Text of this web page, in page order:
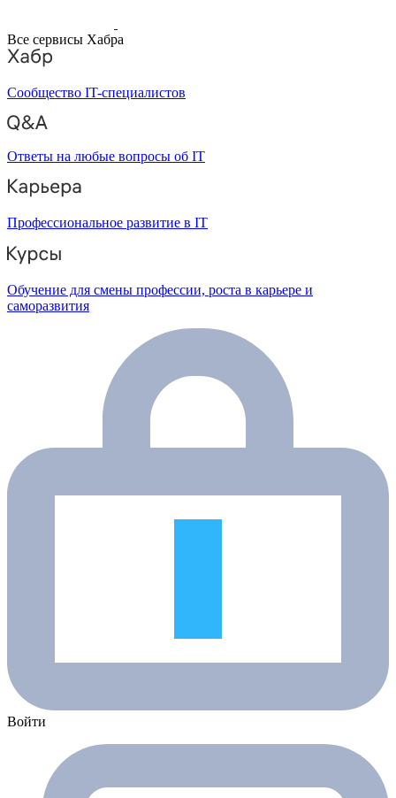
Все сервисы Хабра
Сообщество IT-специалистов
Ответы на любые вопросы об IT
Профессиональное развитие в IT
Обучение для смены профессии, роста в карьере и
саморазвития
Войти